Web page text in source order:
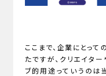
ここまで、企業にとっ
たですが、クリエイタ
ブ的用途っていうのは